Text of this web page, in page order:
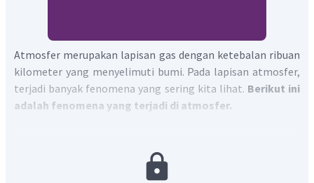
Atmosfer merupakan lapisan gas dengan ketebalan ribuan
kilometer yang menyelimuti bumi. Pada lapisan atmosfer,
terjadi banyak fenomena yang sering kita lihat. Berikut ini
adalah fenomena yang terjadi di atmosfer.